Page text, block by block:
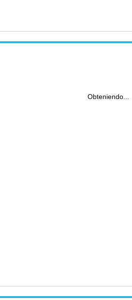
Obteniendo...